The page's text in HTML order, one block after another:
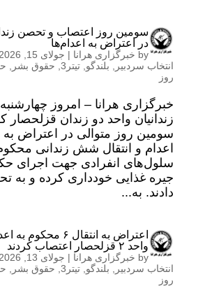
سومین روز اعتصاب و تحصن
در اعتراض به اعدام‌ها
by خبرگزاری هرانا | جولای 15, 2026 7:39 ب.ظ
انتخاب سردبیر
بلندگو تیتر3 , حقوق بشر
روز
زندانیان واحد دو زندان قزلحصار
سومین روز متوالی در اعتراض به
اعدام و انتقال شش زندانی
سلول‌های انفرادی جهت اجرای
جیره غذایی خودداری کرده و به
دادند. به...
اعتراض به انتقال ۶
واحد ۲ قزلحصار اعتصاب کردند
by خبرگزاری هرانا | جولای 13, 2026 7:14 ب.ظ
انتخاب سردبیر
بلندگو تیتر3 , حقوق بشر
روز